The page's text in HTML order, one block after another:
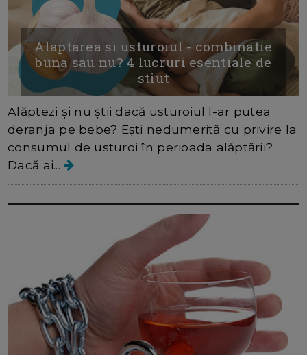
Alaptarea si usturoiul - combinatie
buna sau nu? 4 lucruri esentiale de
stiut
Alăptezi și nu știi dacă usturoiul l-ar putea
deranja pe bebe? Ești nedumerită cu privire la
consumul de usturoi în perioada alăptării?
Dacă ai...